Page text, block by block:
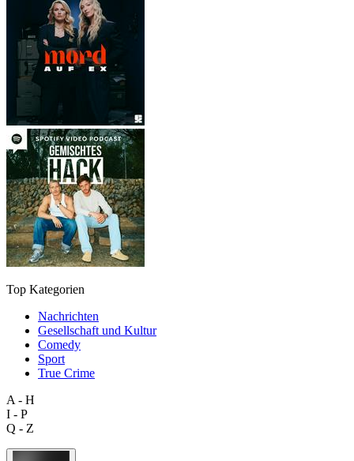
Top Kategorien
Nachrichten
Gesellschaft und Kultur
Comedy
Sport
True Crime
A - H
I - P
Q - Z